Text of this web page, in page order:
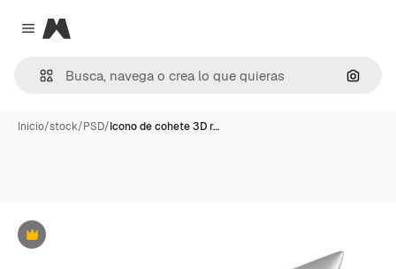
Close menu
Magnific
Inicio/stock/PSD/Icono de cohete 3D r…
Premium